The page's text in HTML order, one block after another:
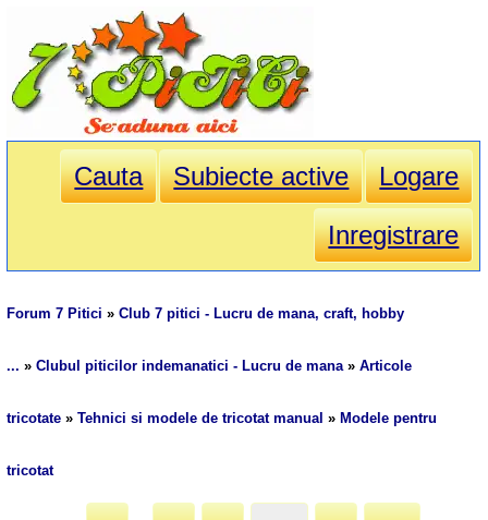
Cauta Subiecte active
Logare
Inregistrare
Forum 7 Pitici »Club 7 pitici - Lucru de mana, craft, hobby
... »Clubul piticilor indemanatici - Lucru de mana»Articole
tricotate »Tehnici si modele de tricotat manual » Modele pentru
tricotat